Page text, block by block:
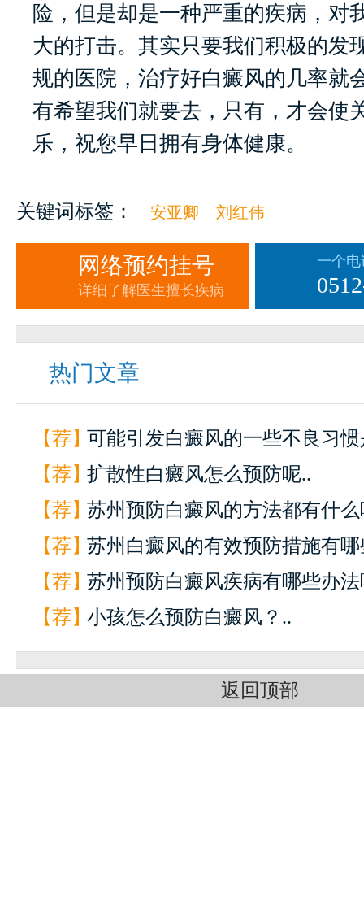
险，但是却是一种严重的疾病，对
大的打击。其实只要我们积极的发
规的医院，治疗好白癜风的几率就
有希望我们就要去，只有，才会使
乐，祝您早日拥有身体健康。
关键词标签： 安亚卿 刘红伟
网络预约挂号
详细了解医生擅长疾病
一个
热门文章
【荐】可能引发白癜风的一些不良习惯
【荐】扩散性白癜风怎么预防呢..
【荐】苏州预防白癜风的方法都有什么
【荐】苏州白癜风的有效预防措施有哪
【荐】苏州预防白癜风疾病有哪些办法
【荐】小孩怎么预防白癜风？..
返回顶部